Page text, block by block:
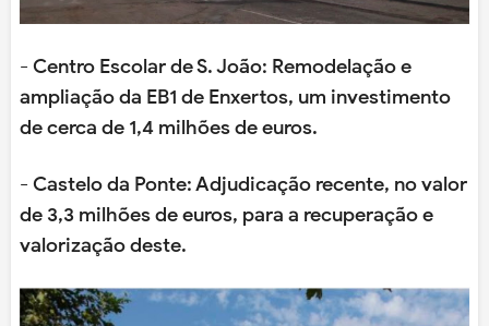
- Centro Escolar de S. João: Remodelação e
ampliação da EB1 de Enxertos, um investimento
de cerca de 1,4 milhões de euros.
- Castelo da Ponte: Adjudicação recente, no valor
de 3,3 milhões de euros, para a recuperação e
valorização deste.